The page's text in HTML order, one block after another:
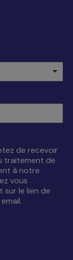
de recevoir
traitement de
à notre
vous
le lien de